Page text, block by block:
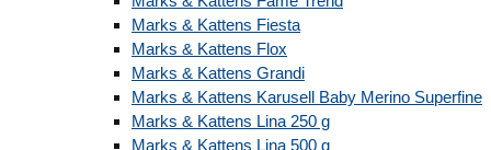
Marks & Kattens Fiesta
Marks & Kattens Flox
Marks & Kattens Grandi
Marks & Kattens Karusell Baby Merino Superfine
Marks & Kattens Lina 250 g
Marks & Kattens Lina 500 g